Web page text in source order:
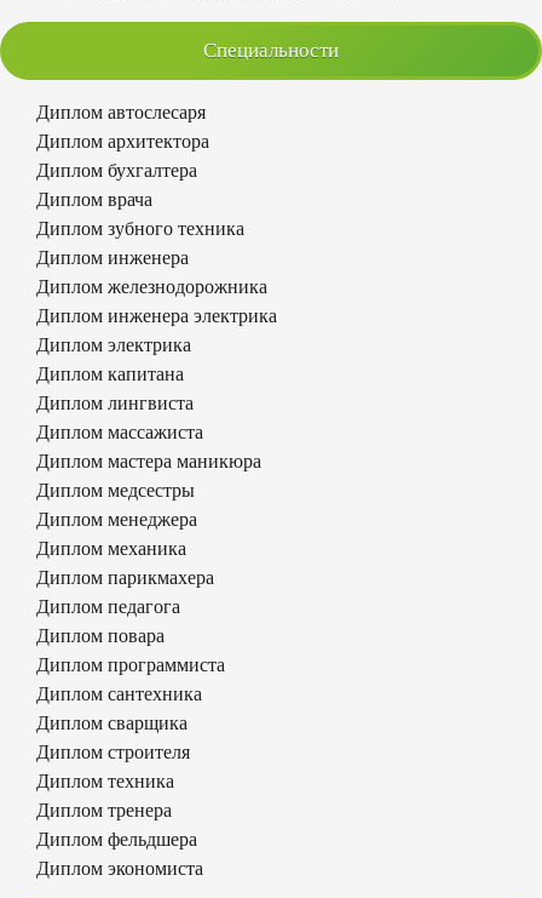
Специальности
Диплом автослесаря
Диплом архитектора
Диплом бухгалтера
Диплом врача
Диплом зубного техника
Диплом инженера
Диплом железнодорожника
Диплом инженера электрика
Диплом электрика
Диплом капитана
Диплом лингвиста
Диплом массажиста
Диплом мастера маникюра
Диплом медсестры
Диплом менеджера
Диплом механика
Диплом парикмахера
Диплом педагога
Диплом повара
Диплом программиста
Диплом сантехника
Диплом сварщика
Диплом строителя
Диплом техника
Диплом тренера
Диплом фельдшера
Диплом экономиста